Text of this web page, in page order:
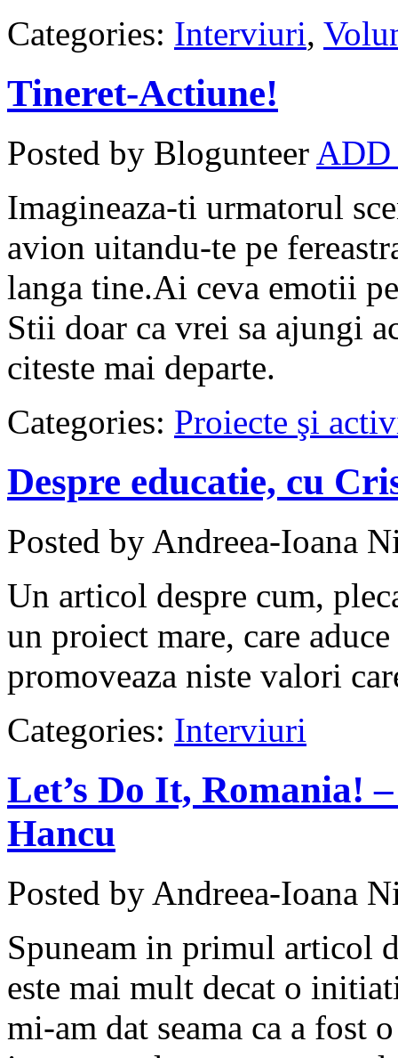
Categories: Interviuri,
Tineret-Actiune!
Posted by Blogunteer ADD
Imagineaza-ti urmatorul
avion uitandu-te pe
langa tine.Ai ceva emotii
Stii doar ca vrei sa ajungi
citeste mai departe.
Categories: Proiecte şi
Despre educatie, cu
Posted by Andreea-Ioana
Un articol despre cum,
un proiect mare, care
promoveaza niste valori
Categories: Interviuri
Let’s Do It, Romania!
Hancu
Posted by Andreea-Ioana
Spuneam in primul articol
este mai mult decat o
mi-am dat seama ca a fost